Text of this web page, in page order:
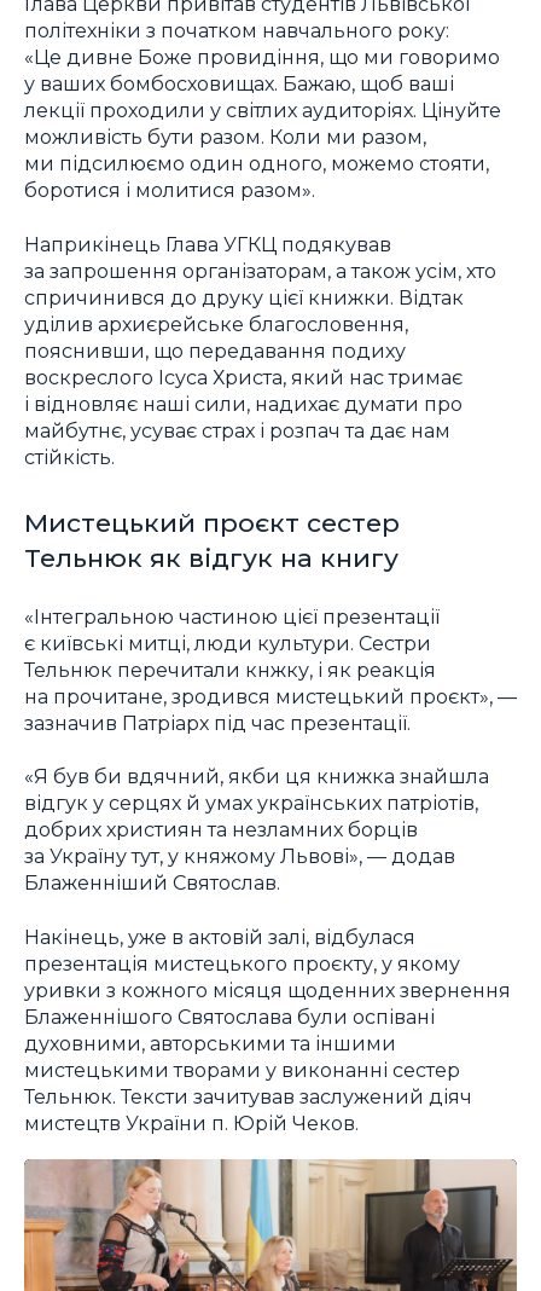
політехніки з початком навчального року:
«Це дивне Боже провидіння, що ми говоримо
у ваших бомбосховищах. Бажаю, щоб ваші
лекції проходили у світлих аудиторіях. Цінуйте
можливість бути разом. Коли ми разом,
ми підсилюємо один одного, можемо стояти,
боротися і молитися разом».
Наприкінець Глава УГКЦ подякував
за запрошення організаторам, а також усім, хто
спричинився до друку цієї книжки. Відтак
уділив архиєрейське благословення,
пояснивши, що передавання подиху
воскреслого Ісуса Христа, який нас тримає
і відновляє наші сили, надихає думати про
майбутнє, усуває страх і розпач та дає нам
стійкість.
Мистецький проєкт сестер
Тельнюк як відгук на книгу
«Інтегральною частиною цієї презентації
є київські митці, люди культури. Сестри
Тельнюк перечитали кнжку, і як реакція
на прочитане, зродився мистецький проєкт», —
зазначив Патріарх під час презентації.
«Я був би вдячний, якби ця книжка знайшла
відгук у серцях й умах українських патріотів,
добрих християн та незламних борців
за Україну тут, у княжому Львові», — додав
Блаженніший Святослав.
Накінець, уже в актовій залі, відбулася
презентація мистецького проєкту, у якому
уривки з кожного місяця щоденних звернення
Блаженнішого Святослава були оспівані
духовними, авторськими та іншими
мистецькими творами у виконанні сестер
Тельнюк. Тексти зачитував заслужений діяч
мистецтв України п. Юрій Чеков.